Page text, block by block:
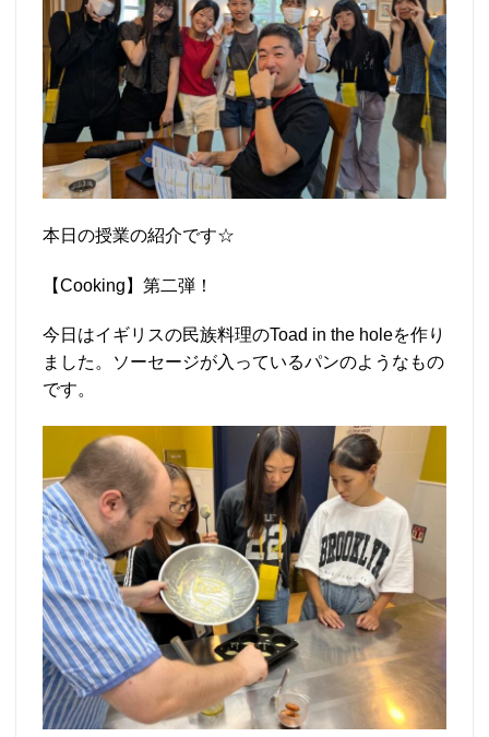
本日の授業の紹介です☆
【Cooking】第二弾！
今日はイギリスの民族料理のToad in the holeを作り
ました。ソーセージが入っているパンのようなもの
です。